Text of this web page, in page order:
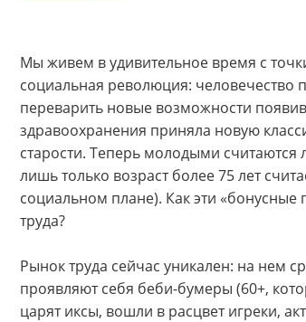
Мы живем в удивительное время с
социальная революция: человечество
переварить новые возможности
здравоохранения приняла новую
старости. Теперь молодыми считаются
лишь только возраст более 75 лет
социальном плане). Как эти «бонусные
труда?
Рынок труда сейчас уникален: на нем
проявляют себя беби-бумеры (60+,
царят иксы, вошли в расцвет игреки,